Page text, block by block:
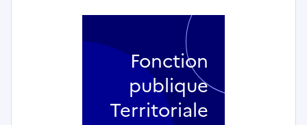
Fonction
publique
Territoriale